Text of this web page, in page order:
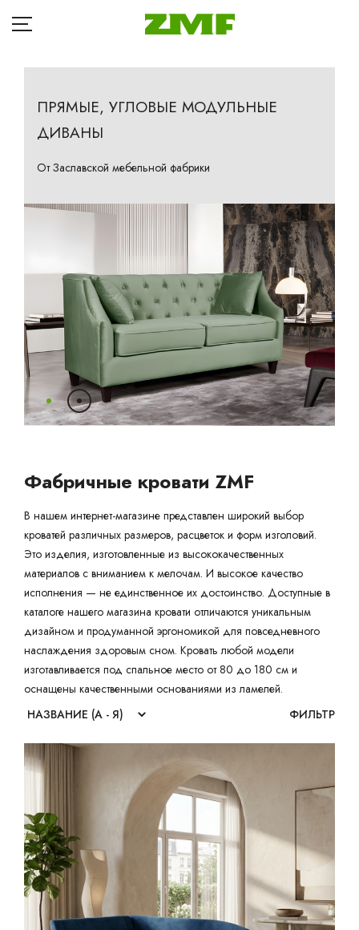
ГЛАВНАЯ
КАТАЛОГ
БЛОГ
ДОСТАВКА
РАССРОЧКА
ГДЕ КУПИТЬ
Ваш город: Гомель Брест Гродно
Могилев
Сморгонь
ПРЯМЫЕ, УГЛОВЫЕ МОДУЛЬНЫЕ
ДИВАНЫ
От Заславской мебельной фабрики
Фабричные кровати ZMF
В нашем интернет-магазине представлен широкий выбор
кроватей различных размеров, расцветок и форм изголовий.
Это изделия, изготовленные из высококачественных
материалов с вниманием к мелочам. И высокое качество
исполнения — не единственное их достоинство. Доступные в
каталоге нашего магазина кровати отличаются уникальным
дизайном и продуманной эргономикой для повседневного
наслаждения здоровым сном. Кровать любой модели
изготавливается под спальное место от 80 до 180 см и
оснащены качественными основаниями из ламелей.
ФИЛЬТР